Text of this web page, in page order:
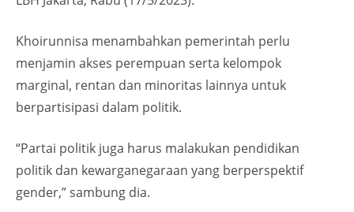
Khoirunnisa menambahkan pemerintah perlu
menjamin akses perempuan serta kelompok
marginal, rentan dan minoritas lainnya untuk
berpartisipasi dalam politik.
“Partai politik juga harus malakukan pendidikan
politik dan kewarganegaraan yang berperspektif
gender,” sambung dia.